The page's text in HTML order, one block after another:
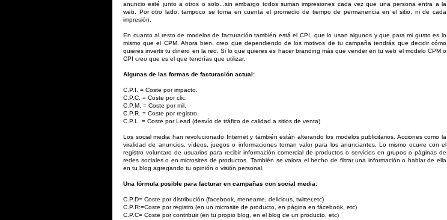
anuncio esté junto a otros o solo...sin embargo todos suman impresiones cada vez que una persona entra a la
web. Por otro lado, tampoco se toma en cuenta el promedio de tiempo de permanencia en el sitio, ni de cada
impresión.
En cuanto al resto de modelos de facturación también está el CPI, que lo usan algunos y que para mi gusto es lo
mismo que el CPM. Ahora bien, creo que dependiendo de los motivos de tu campaña tendrás que decidir cómo
quieres invertir tu dinero en la red. Si lo que quieres es hacer branding más que vender en tu web el modelo CPM o
CPI creo que es el que tendrías que utilizar.
Algunas de las formas de facturación actual:
C.P.I. = Coste por impacto.
C.P.C. = Coste por clic.
C.P.M. = Coste por mil.
C.P.R. = Coste por registro.
C.P.L. = Coste por Lead (desvío de tráfico de calidad a sitios de venta)
Los social media han revolucionado Internet y también están alterando los modelos publicitarios. Acciones como la
viralidad de anuncios, vídeos, juegos o informaciones toman valor para los anunciantes. Lo mismo ocurre con el
registro voluntaro de usuarios para recibir información comercial de productos o servicios en grupos o páginas de
redes sociales o en microsites de productos. También se valora el hecho de filtrar una información o hablar de ella
en tu blog agregando tu opinión o visión personal.
Una fórmula posible para facturar en campañas con social media:
C.P.D= Coste por distribución (facebook, meneame, delicious, twitter,etc)
C.P.R:=Coste por registro (en un microsite de producto, en página en fácebook, etc)
C.P.C= Coste por contribuir (en tu propio blog, en el blog de un producto, etc)